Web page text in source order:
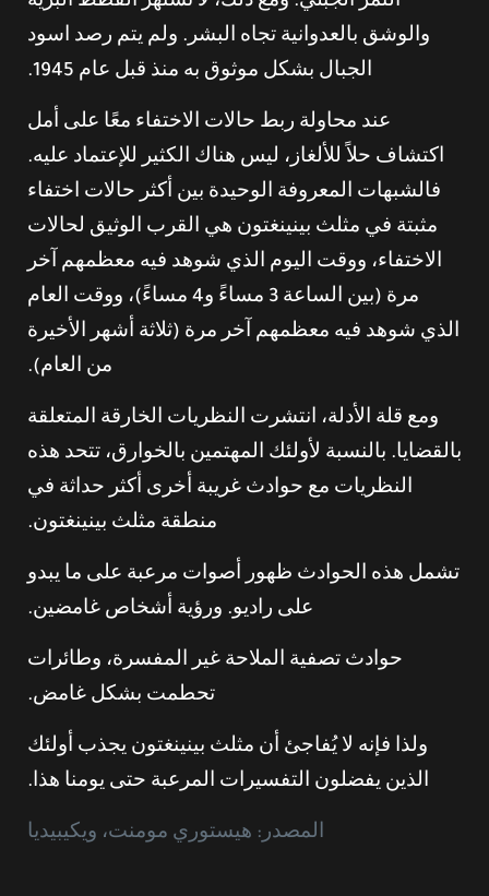
والوشق بالعدوانية تجاه البشر. ولم يتم رصد اسود
الجبال بشكل موثوق به منذ قبل عام 1945.
عند محاولة ربط حالات الاختفاء معًا على أمل
اكتشاف حلاً للألغاز، ليس هناك الكثير للإعتماد عليه.
فالشبهات المعروفة الوحيدة بين أكثر حالات اختفاء
مثبتة في مثلث بينينغتون هي القرب الوثيق لحالات
الاختفاء، ووقت اليوم الذي شوهد فيه معظمهم آخر
مرة (بين الساعة 3 مساءً و4 مساءً)، ووقت العام
الذي شوهد فيه معظمهم آخر مرة (ثلاثة أشهر الأخيرة
من العام).
ومع قلة الأدلة، انتشرت النظريات الخارقة المتعلقة
بالقضايا. بالنسبة لأولئك المهتمين بالخوارق، تتحد هذه
النظريات مع حوادث غريبة أخرى أكثر حداثة في
منطقة مثلث بينينغتون.
تشمل هذه الحوادث ظهور أصوات مرعبة على ما يبدو
على راديو. ورؤية أشخاص غامضين.
حوادث تصفية الملاحة غير المفسرة، وطائرات
تحطمت بشكل غامض.
ولذا فإنه لا يُفاجئ أن مثلث بينينغتون يجذب أولئك
الذين يفضلون التفسيرات المرعبة حتى يومنا هذا.
المصدر: هيستوري مومنت، ويكيبيديا